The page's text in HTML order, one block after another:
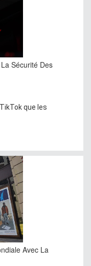
Sécurité Des
que les
Avec La